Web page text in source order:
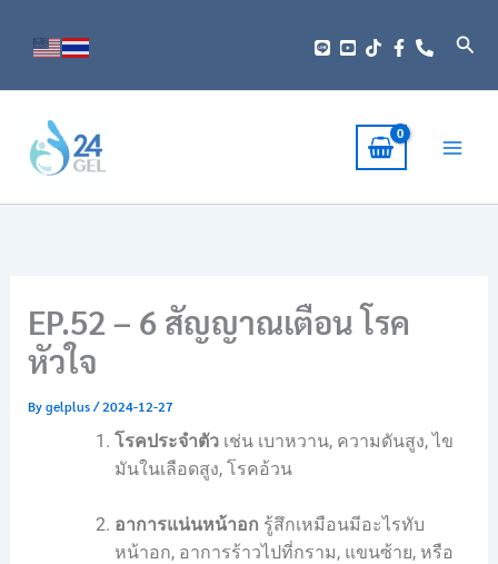
EP.52 – 6 สัญญาณเตือน โรค
หัวใจ
Bygelplus/2024-12-27
โรคประจำตัวเช่น เบาหวาน, ความดันสูง, ไข
มันในเลือดสูง, โรคอ้วน
อาการแน่นหน้าอก รู้สึกเหมือนมีอะไรทับ
หน้าอก, อาการร้าวไปที่กราม, แขนซ้าย, หรือ